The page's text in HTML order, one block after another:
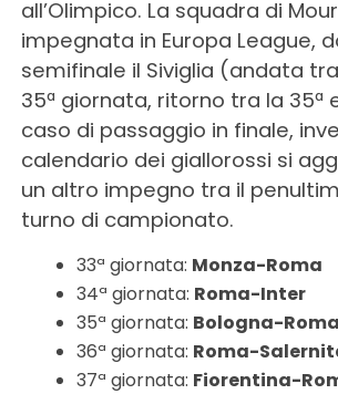
all’Olimpico. La squadra di
impegnata in Europa League,
semifinale il Siviglia (andata
35ª giornata, ritorno tra la 35ª
caso di passaggio in finale,
calendario dei giallorossi si
un altro impegno tra il
turno di campionato.
33ª giornata: Monza-Roma
34ª giornata: Roma-Inter
35ª giornata: Bologna-Roma
36ª giornata: Roma-
37ª giornata: Fiorentina-